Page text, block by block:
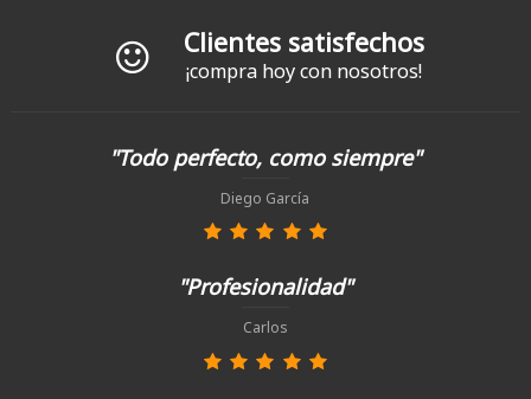
Clientes satisfechos
¡compra hoy con nosotros!
"Todo perfecto, como siempre"
Diego García
"Profesionalidad"
Carlos